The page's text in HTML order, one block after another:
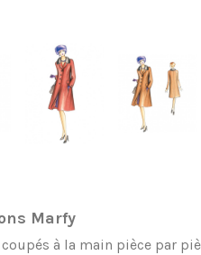
Marfy
à la main pièce par